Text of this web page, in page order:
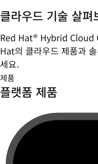
클라우드 기술 살펴
Red Hat® Hybrid Cloud
Hat의 클라우드 제품과
세요.
제품
플랫폼 제품